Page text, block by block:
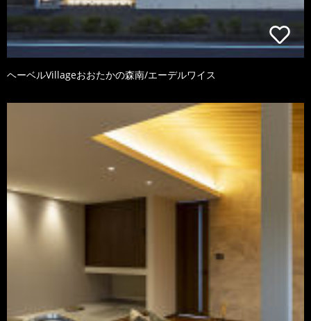
ヘーベルVillageおおたかの森南/エーデルワイス